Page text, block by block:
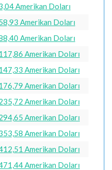
Amerikan Doları
Amerikan Doları
Amerikan Doları
Amerikan Doları
Amerikan Doları
Amerikan Doları
Amerikan Doları
Amerikan Doları
Amerikan Doları
Amerikan Doları
Amerikan Doları